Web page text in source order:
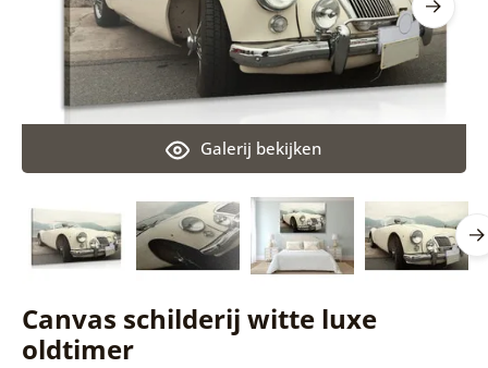
Canvas schilderij witte luxe
oldtimer
Galerij bekijken